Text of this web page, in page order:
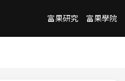
富果研究 富果學院